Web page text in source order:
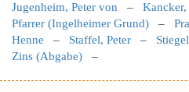
Jugenheim, Peter von –
Pfarrer (Ingelheimer Grund) –
Henne – Staffel, Peter –
Zins (Abgabe) –